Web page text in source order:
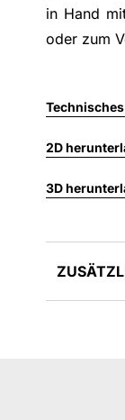
in Hand
oder zum
2D
3D